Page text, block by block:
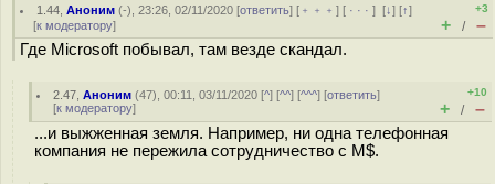
1.44 ,Аноним (-), 23:26, 02/11/2020 [ответить] [ ﹢﹢﹢] [ · · ·][↓] [↑]
[к модератору]
+3
+ / –
Где Microsoft побывал, там везде скандал.
2.47 ,Аноним (47), 00:11, 03/11/2020 [^] [^^] [^^^] [ответить]
[к модератору]
+10
+ / –
...и выжженная земля. Например, ни одна телефонная
компания не пережила сотрудничество с M$.